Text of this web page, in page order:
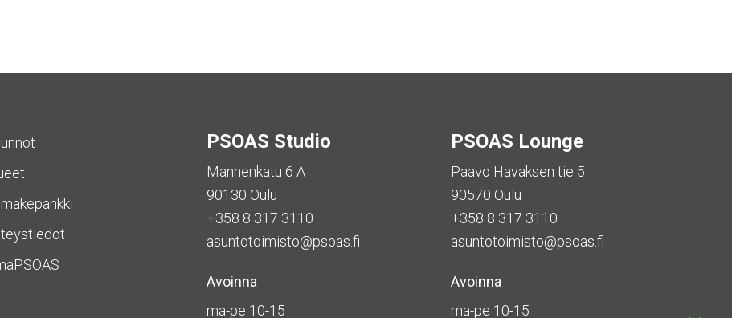
PSOAS Studio
Mannenkatu 6 A
90130 Oulu
+358 8 317 3110
asuntotoimisto@psoas.fi
Avoinna
ma-pe 10-15
PSOAS Lounge
Paavo Havaksen tie 5
90570 Oulu
+358 8 317 3110
asuntotoimisto@psoas.fi
Avoinna
ma-pe 10-15